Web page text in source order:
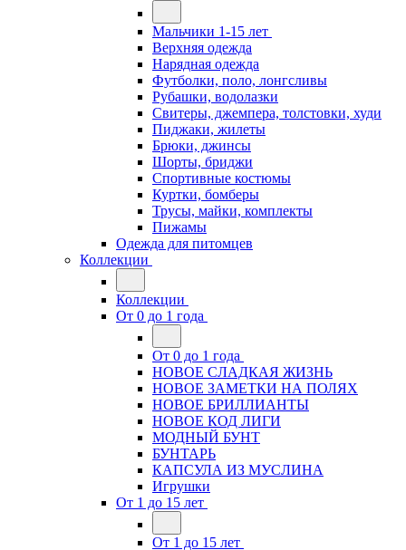
Мальчики 1-15 лет
Верхняя одежда
Нарядная одежда
Футболки, поло, лонгсливы
Рубашки, водолазки
Свитеры, джемпера, толстовки, худи
Пиджаки, жилеты
Брюки, джинсы
Шорты, бриджи
Спортивные костюмы
Куртки, бомберы
Трусы, майки, комплекты
Пижамы
Одежда для питомцев
Коллекции
Коллекции
От 0 до 1 года
От 0 до 1 года
НОВОЕ СЛАДКАЯ ЖИЗНЬ
НОВОЕ ЗАМЕТКИ НА ПОЛЯХ
НОВОЕ БРИЛЛИАНТЫ
НОВОЕ КОД ЛИГИ
МОДНЫЙ БУНТ
БУНТАРЬ
КАПСУЛА ИЗ МУСЛИНА
Игрушки
От 1 до 15 лет
От 1 до 15 лет